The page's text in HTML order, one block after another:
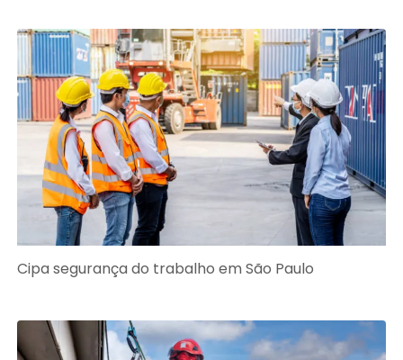
Cipa segurança do trabalho em São Paulo